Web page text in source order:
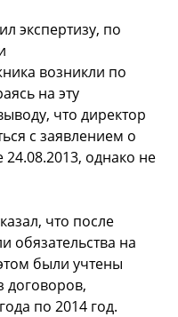
экспертизу, по
возникли по
на эту
что директор
с заявлением о
24.08.2013, однако не
что после
обязательства на
были учтены
договоров,
по 2014 год.